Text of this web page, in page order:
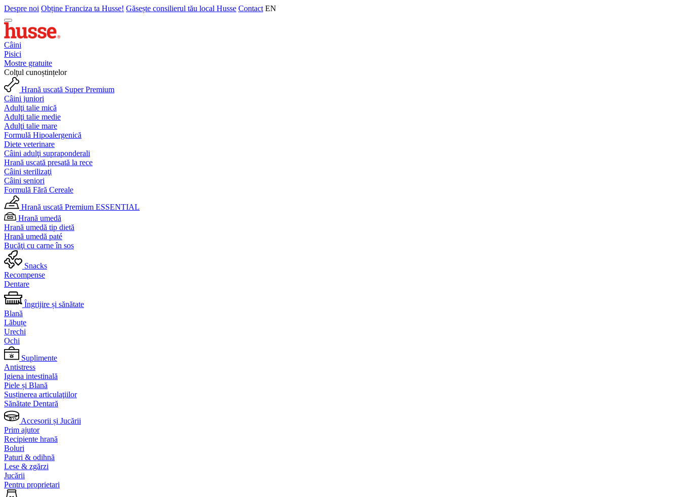
Despre noi Obține Franciza ta Husse! Găsește consilierul tău local Husse Contact EN
Câini
Pisici
Mostre gratuite
Colţul cunoștințelor
Hrană uscată Super Premium
Câini juniori
Adulţi talie mică
Adulţi talie medie
Adulţi talie mare
Formulă Hipoalergenică
Diete veterinare
Câini adulţi supraponderali
Hrană uscată presată la rece
Câini sterilizaţi
Câini seniori
Formulă Fără Cereale
Hrană uscată Premium ESSENTIAL
Hrană umedă
Hrană umedă tip dietă
Hrană umedă paté
Bucăţi cu carne în sos
Snacks
Recompense
Dentare
Îngrijire și sănătate
Blană
Lăbuțe
Urechi
Ochi
Suplimente
Antistress
Igiena intestinală
Piele și Blană
Susținerea articulaţiilor
Sănătate Dentară
Accesorii și Jucării
Prim ajutor
Recipiente hrană
Boluri
Paturi & odihnă
Lese & zgărzi
Jucării
Pentru proprietari